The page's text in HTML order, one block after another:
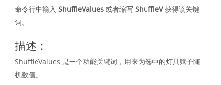
命令行中输入 ShuffleValues 或者缩写 ShuffleV获得该关键
词。
描述：
ShuffleValues 是一个功能关键词，用来为选中的灯具赋予随
机数值。